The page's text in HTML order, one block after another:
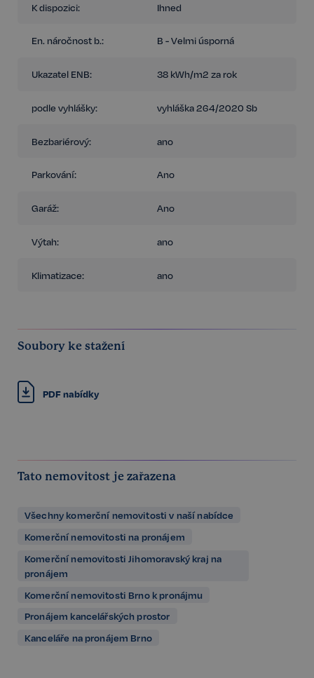
K dispozici: Ihned
En. náročnost b.: B - Velmi úsporná
Ukazatel ENB: 38 kWh/m2 za rok
podle vyhlášky: vyhláška 264/2020 Sb
Bezbariérový: ano
Parkování: Ano
Garáž: Ano
Výtah: ano
Klimatizace: ano
Soubory ke stažení
PDF nabídky
Tato nemovitost je zařazena
Všechny komerční nemovitosti v naší nabídce
Komerční nemovitosti na pronájem
Komerční nemovitosti Jihomoravský kraj na
pronájem
Komerční nemovitosti Brno k pronájmu
Pronájem kancelářských prostor
Kanceláře na pronájem Brno